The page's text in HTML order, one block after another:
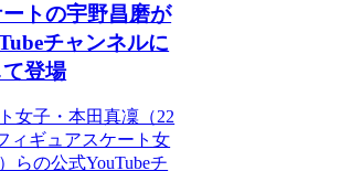
トの宇野昌磨が
チャンネルに
登場
女子・本田真凜（22
ィギュアスケート女
らの公式YouTubeチ